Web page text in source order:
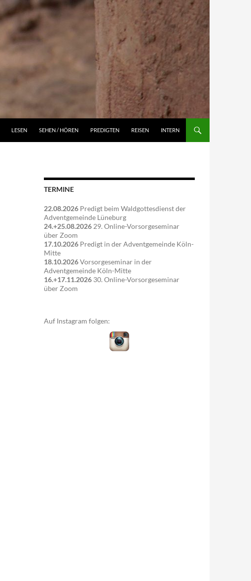
LESEN SEHEN / HÖREN PREDIGTEN REISEN INTERN
TERMINE
22.08.2026 Predigt beim Waldgottesdienst der
Adventgemeinde Lüneburg
24.+25.08.2026 29. Online-Vorsorgeseminar
über Zoom
17.10.2026 Predigt in der Adventgemeinde Köln-
Mitte
18.10.2026Vorsorgeseminar in der
Adventgemeinde Köln-Mitte
16.+17.11.2026 30. Online-Vorsorgeseminar
über Zoom
Auf Instagram folgen: